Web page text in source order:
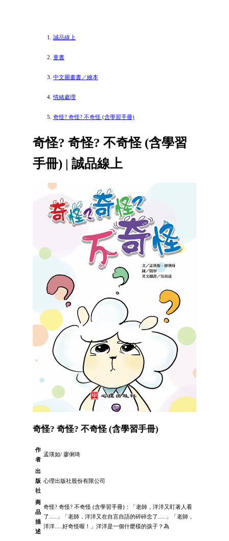
誠品線上
童書
中文圖畫書／繪本
情緒處理
奇怪? 奇怪? 不奇怪 (含學習手冊)
奇怪? 奇怪? 不奇怪 (含學習
手冊) | 誠品線上
奇怪? 奇怪? 不奇怪 (含學習手冊)
作
者
孟瑛如/ 廖俐琦
出
版
社
心理出版社股份有限公司
商
品
描
述
奇怪? 奇怪? 不奇怪 (含學習手冊)：「老師，洋洋又盯著人看
了.....」「老師，洋洋又在自言自語的碎碎念了.....」「老師，
洋洋.....好奇怪喔！」洋洋是一個什麼樣的孩子？為